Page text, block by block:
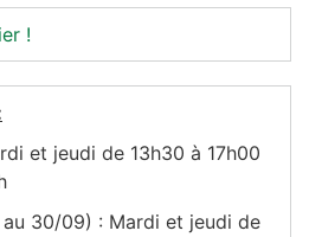
!
et jeudi de 13h30 à 17h00
30/09) : Mardi et jeudi de